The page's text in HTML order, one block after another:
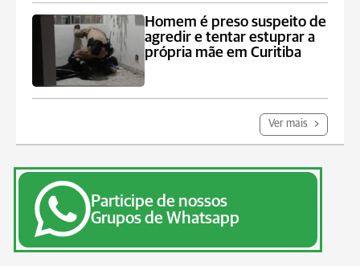
Homem é preso suspeito de
agredir e tentar estuprar a
própria mãe em Curitiba
Ver mais
Participe de nossos
Grupos de Whatsapp